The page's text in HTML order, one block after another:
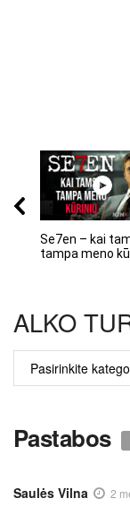
Se7en – kai
tampa meno
ALKO
ALKO
TURINYS
Pastabos
Saulės Vilna 2